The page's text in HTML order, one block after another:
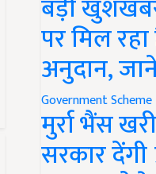
बड़ी
पर मिल
अनुदान,
Government Scheme
मुर्रा भैंस
सरकार